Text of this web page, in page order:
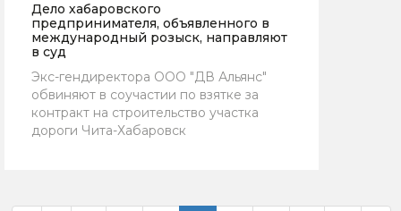
Дело хабаровского
предпринимателя, объявленного в
международный розыск, направляют
в суд
Экс-гендиректора ООО "ДВ Альянс"
обвиняют в соучастии по взятке за
контракт на строительство участка
дороги Чита-Хабаровск